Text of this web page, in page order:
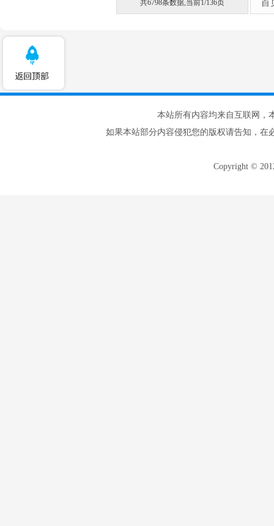
共6798条数据,当前1/136页 首
本站所有内容均来自互联网，
如果本站部分内容侵犯您的版权请告知，在
Copyright ©